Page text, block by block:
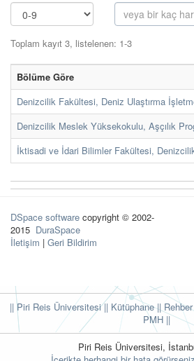
Toplam kayıt 3, listelenen: 1-3
Bölüme Göre
Denizcilik Fakültesi, Deniz Ulaştırma
Denizcilik Meslek Yüksekokulu, Aşçılık
İktisadi ve İdari Bilimler Fakültesi,
DSpace software copyright © 2002-
2015 DuraSpace
İletişim | Geri Bildirim
|| Piri Reis Üniversitesi|| Kütüphane|| Rehber
PMH ||
Piri Reis Üniversitesi,